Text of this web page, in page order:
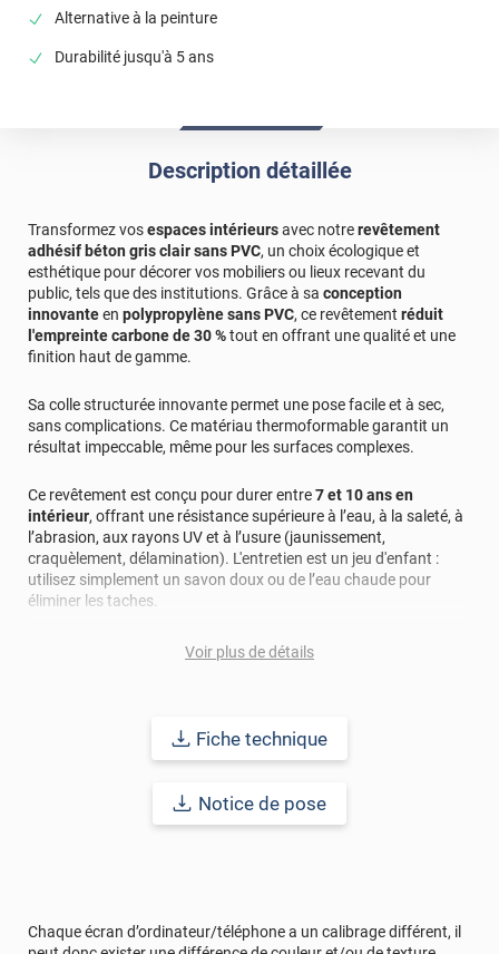
Alternative à la peinture
Durabilité jusqu'à 5 ans
Description détaillée
Transformez vosespaces intérieursavec notrerevêtement
adhésif béton gris clair sans PVC, un choix écologique et
esthétique pour décorer vos mobiliers ou lieux recevant du
public, tels que des institutions. Grâce à sa conception
innovanteen polypropylène sans PVC, ce revêtement réduit
l'empreinte carbone de 30 %tout en offrant une qualité et une
finition haut de gamme.
Sa colle structurée innovante permet une pose facile et à sec,
sans complications. Ce matériau thermoformable garantit un
résultat impeccable, même pour les surfaces complexes.
Ce revêtement est conçu pour durer entre7 et 10 ans en
intérieur, offrant une résistance supérieure à l’eau, à la saleté, à
l’abrasion, aux rayons UV et à l’usure (jaunissement,
craquèlement, délamination). L'entretien est un jeu d'enfant :
utilisez simplement un savon doux ou de l’eau chaude pour
éliminer les taches.
Sécurité et écologie au cœur de sa conception
surface pour un rendu parfait.
dans votre intérieur, n’hésitez pas à commander un échantillon
Voir plus de détails
Fiche technique
Notice de pose
Chaque écran d’ordinateur/téléphone a un calibrage différent, il